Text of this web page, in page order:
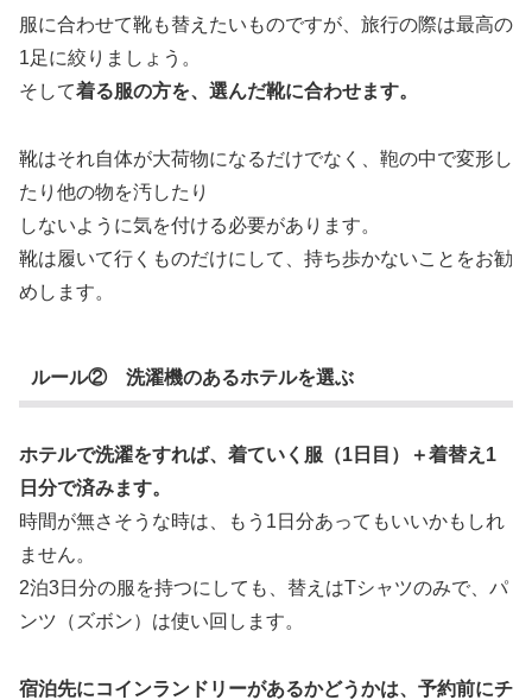
服に合わせて靴も替えたいものですが、旅行の際は最高の
1足に絞りましょう。
そして着る服の方を、選んだ靴に合わせます。
靴はそれ自体が大荷物になるだけでなく、鞄の中で変形し
たり他の物を汚したり
しないように気を付ける必要があります。
靴は履いて行くものだけにして、持ち歩かないことをお勧
めします。
ルール② 洗濯機のあるホテルを選ぶ
ホテルで洗濯をすれば、着ていく服（1日目）＋着替え1
日分で済みます。
時間が無さそうな時は、もう1日分あってもいいかもしれ
ません。
2泊3日分の服を持つにしても、替えはTシャツのみで、パ
ンツ（ズボン）は使い回します。
宿泊先にコインランドリーがあるかどうかは、予約前にチ